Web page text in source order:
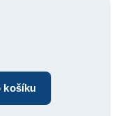
košíku